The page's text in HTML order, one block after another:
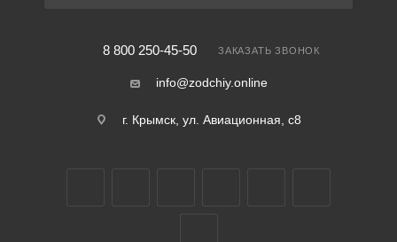
8 800 250-45-50 ЗАКАЗАТЬ ЗВОНОК
info@zodchiy.online
г. Крымск, ул. Авиационная, с8